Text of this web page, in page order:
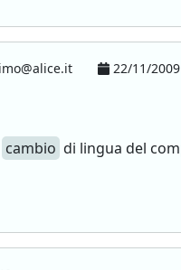
22/11/
cambio di lingua del